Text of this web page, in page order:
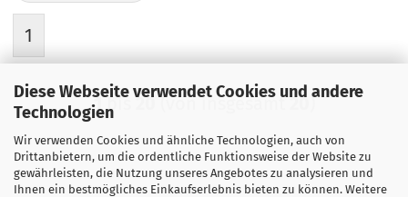
Diese Webseite verwendet Cookies und andere
Technologien
Wir verwenden Cookies und ähnliche Technologien, auch von
Drittanbietern, um die ordentliche Funktionsweise der Website zu
gewährleisten, die Nutzung unseres Angebotes zu analysieren und
Ihnen ein bestmögliches Einkaufserlebnis bieten zu können. Weitere
1
1bis20(von insgesamt20 )